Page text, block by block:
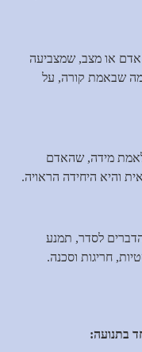
אדם או מצב, שמצביעה
שבאמת קורה, על
לאמת מידה, שהאדם
והיא היחידה הראויה.
לסדר, תמנע
חריגות וסכנה.
בתנועה: